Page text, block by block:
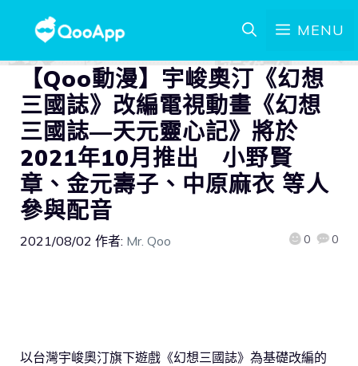
MENU
【Qoo動漫】宇峻奧汀《幻想
三國誌》改編電視動畫《幻想
三國誌—天元靈心記》將於
2021年10月推出 小野賢
章、金元壽子、中原麻衣 等人
參與配音
2021/08/02 作者: Mr. Qoo 0 0
以台灣宇峻奧汀旗下遊戲《幻想三國誌》為基礎改編的